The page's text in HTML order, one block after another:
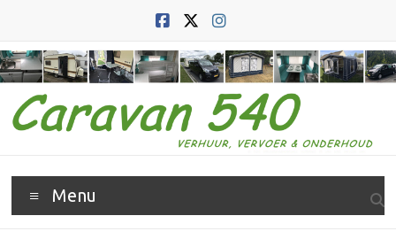
inhoud
Caravan
540
Menu